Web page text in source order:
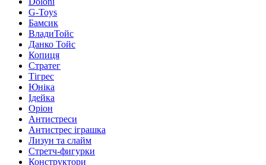
G-Toys
Бамсик
ВладиТойс
Данко Тойс
Копиця
Стратег
Тігрес
Юніка
Ідейка
Оріон
Антистреси
Антистрес іграшка
Лизун та слайм
Стретч-фигурки
Конструктори